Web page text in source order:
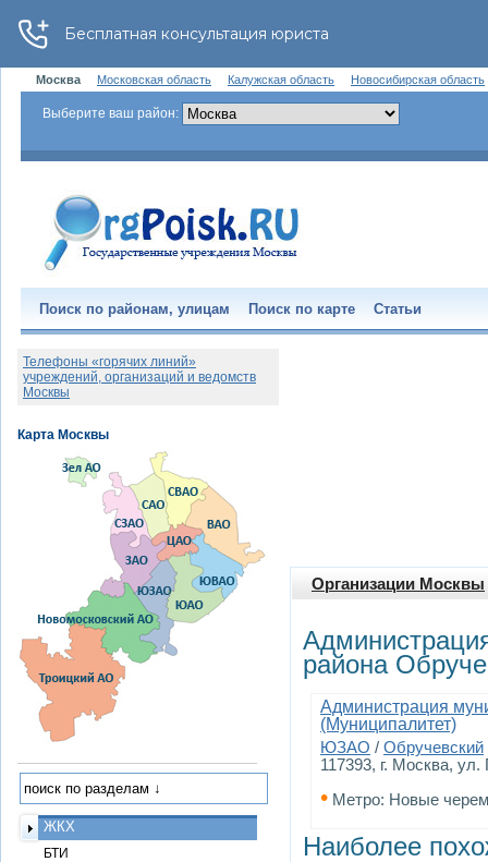
Москва Московская область Калужская область Новосибирская область
Выберите ваш район:
Поиск по районам, улицам Поиск по карте Статьи
Организации Москвы
района
Администрация
(Муниципалитет)
ЮЗАО / Обручевский
117393, г. Москва,
• Метро: Новые
Наиболее
Телефоны «горячих линий»
учреждений, организаций и ведомств
Москвы
ЖКХ
БТИ